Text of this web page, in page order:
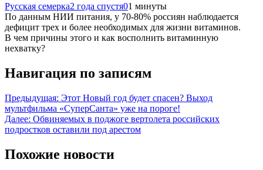
Русская семерка2 года спустя01 минуты
По данным НИИ питания, у 70-80% россиян наблюдается
дефицит трех и более необходимых для жизни витаминов.
В чем причины этого и как восполнить витаминную
нехватку?
Навигация по записям
Предыдущая: Этот Новый год будет спасен? Выход
мультфильма «СуперСанта» уже на пороге!
Далее: Обвиняемых в поджоге вертолета российских
подростков оставили под арестом
Похожие новости